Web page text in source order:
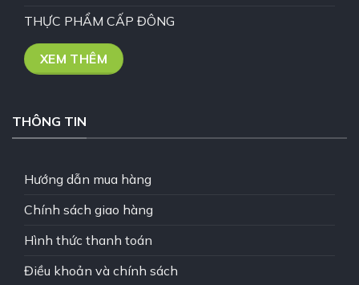
THỰC PHẨM CẤP ĐÔNG
XEM THÊM
THÔNG TIN
Hướng dẫn mua hàng
Chính sách giao hàng
Hình thức thanh toán
Điều khoản và chính sách